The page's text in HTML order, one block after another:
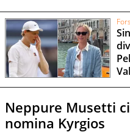
Neppure Musetti
nomina Kyrgios